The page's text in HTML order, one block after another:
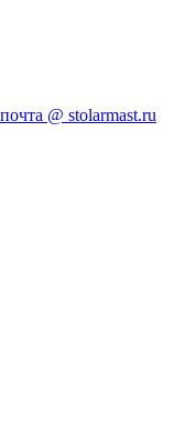
@ stolarmast.ru